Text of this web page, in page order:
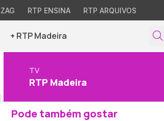
RTP ENSINA RTP ARQUIVOS
+ RTP Madeira
TV
RTP Madeira
Pode também gostar